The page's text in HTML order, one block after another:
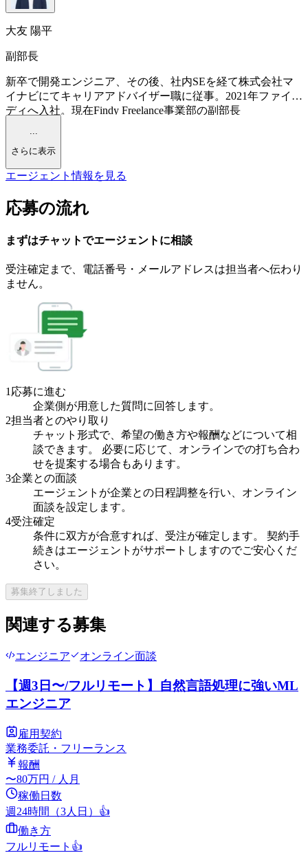
大友 陽平
副部長
新卒で開発エンジニア、その後、社内SEを経て株式会社マ
イナビにてキャリアアドバイザー職に従事。2021年ファイン
ディへ入社。現在Findy Freelance事業部の副部長
...
さらに表示
エージェント情報を見る
応募の流れ
まずはチャットでエージェント に相談
受注確定まで、 電話番号・メールアドレスは担当者へ伝わり
ません。
1 応募に進む
企業側が用意した質問に回答します。
2担当者とのやり取り
チャット形式で、希望の働き方や報酬などについて相
談できます。 必要に応じて、オンラインでの打ち合わ
せを提案する場合もあります。
3企業との面談
エージェントが企業との日程調整を行い、オンライン
面談を設定します。
4受注確定
条件に双方が合意すれば、受注が確定します。 契約手
続きはエージェントがサポートしますのでご安心くだ
さい。
募集終了しました
関連する募集
エンジニア オンライン面談
【週3日〜/フルリモート】自然言語処理に強いML
エンジニア
雇用契約
業務委託・フリーランス
報酬
〜80万円 / 人月
稼働日数
週24時間（3人日） 👍
働き方
フルリモート 👍